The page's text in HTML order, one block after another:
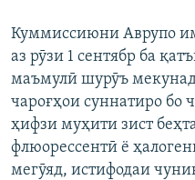
Ҷаҳиш
ҷустор
ОСИЁИ МАРКАЗӢ
ФАРҲАНГ
МЕҲМОНИ ОЗОДӢ
ВАРЗИШ
ҶАНГ ДАР УКРАИНА
НАЗАРИ МАРДУМ
БЛОГИСТОН
ОЗОДӢ ОНЛАЙН
ЧАНДРАСОНАӢ
ВИДЕО
НИГОРИСТОН
РӮЙХАТҲО
КИТОБҲОИ ОЗОДӢ
Куммиссиюни Аврупо
аз рӯзи 1 сентябр ба
маъмулӣ шурӯъ
чароғҳои суннатиро бо
ҳифзи муҳити зист
флюорессентӣ ё
мегӯяд, истифодаи